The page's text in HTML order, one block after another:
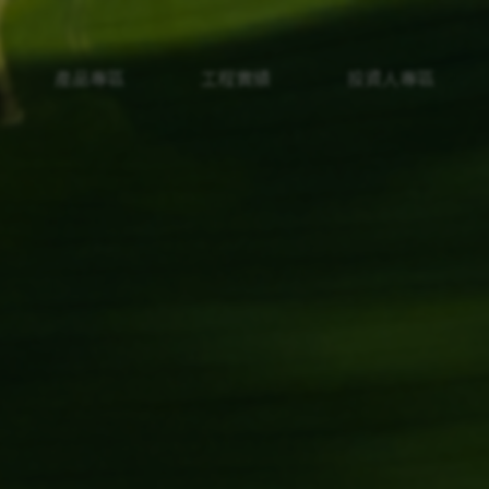
產品專區 工程實績 投資人專區